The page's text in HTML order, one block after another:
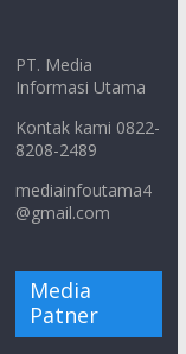
PT. Media
Informasi Utama
Kontak kami 0822-
8208-2489
mediainfoutama4
@gmail.com
Media
Patner